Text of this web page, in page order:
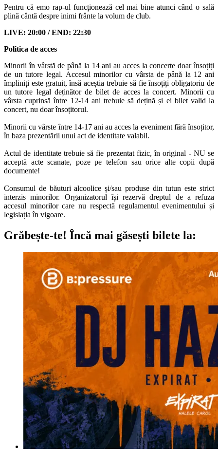
Pentru că emo rap-ul funcționează cel mai bine atunci când o sală
plină cântă despre inimi frânte la volum de club.
LIVE: 20:00 / END: 22:30
Politica de acces
Minorii în vârstă de până la 14 ani au acces la concerte doar însoțiți
de un tutore legal. Accesul minorilor cu vârsta de până la 12 ani
împliniți este gratuit, însă aceștia trebuie să fie însoțiți obligatoriu de
un tutore legal deținător de bilet de acces la concert. Minorii cu
vârsta cuprinsă între 12-14 ani trebuie să dețină și ei bilet valid la
concert, nu doar însoțitorul.
Minorii cu vârste între 14-17 ani au acces la eveniment fără însoțitor,
în baza prezentării unui act de identitate valabil.
Actul de identitate trebuie să fie prezentat fizic, în original - NU se
acceptă acte scanate, poze pe telefon sau orice alte copii după
documente!
Consumul de băuturi alcoolice și/sau produse din tutun este strict
interzis minorilor. Organizatorul își rezervă dreptul de a refuza
accesul minorilor care nu respectă regulamentul evenimentului și
legislația în vigoare.
Grăbește-te! Încă mai găsești bilete la: